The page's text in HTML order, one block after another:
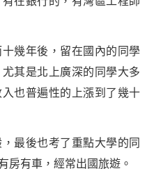
幾年後，留在國內的同學
其是北上廣深的同學大多
也普遍性的上漲到了幾十
最後也考了重點大學的同
房有車，經常出國旅遊。